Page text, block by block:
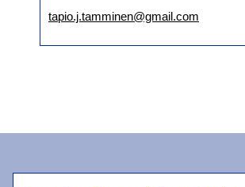
tapio.j.tamminen@gmail.com